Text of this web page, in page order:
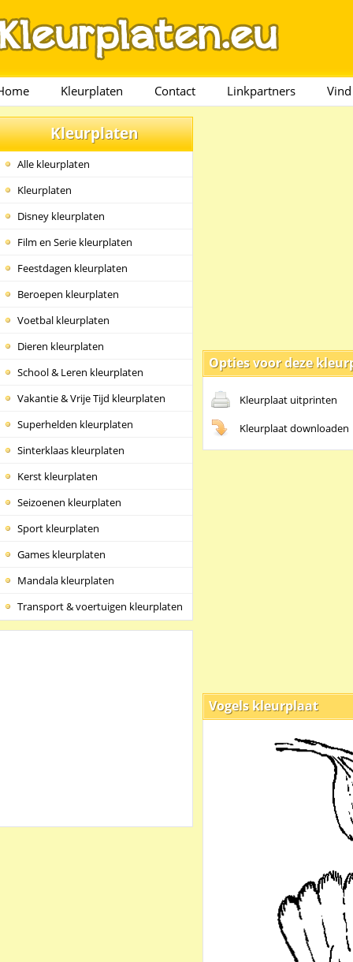
Kleurplaten Contact Linkpartners
Kleurplaten
Alle kleurplaten
Kleurplaten
Disney kleurplaten
Film en Serie kleurplaten
Feestdagen kleurplaten
Beroepen kleurplaten
Voetbal kleurplaten
Dieren kleurplaten
School & Leren kleurplaten
Vakantie & Vrije Tijd kleurplaten
Superhelden kleurplaten
Sinterklaas kleurplaten
Kerst kleurplaten
Seizoenen kleurplaten
Sport kleurplaten
Games kleurplaten
Mandala kleurplaten
Transport & voertuigen kleurplaten
Opties voor deze
Kleurplaat uitprinten
Kleurplaat downloaden
Vogels kleurplaat